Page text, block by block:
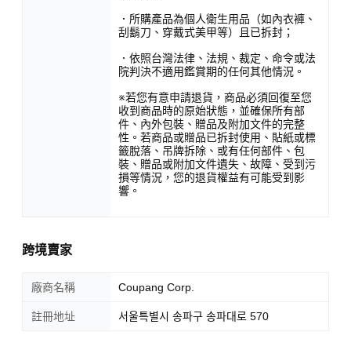
．所購產品為個人衛生用品（如內衣褲、
刮鬍刀、穿戴式美甲等）且已拆封；
．依照台灣法律、法規、裁定、命令或法
院判決不適用鑑賞期的任何其他情況。
※若您有意申請退貨，商品必須回復至您
收到商品時的原始狀態，並確保所有部
件、內外包裝、贈品及附加文件的完整
性。若商品或贈品已拆封使用、貼紙或標
籤脫落、吊牌拆除、或有任何部件、包
裝、贈品或附加文件遺失、故障、受到污
損等情況，您的退貨權益有可能受到影
響。
跨境賣家
廠商名稱 Coupang Corp.
註冊地址 서울특별시 송파구 송파대로 570